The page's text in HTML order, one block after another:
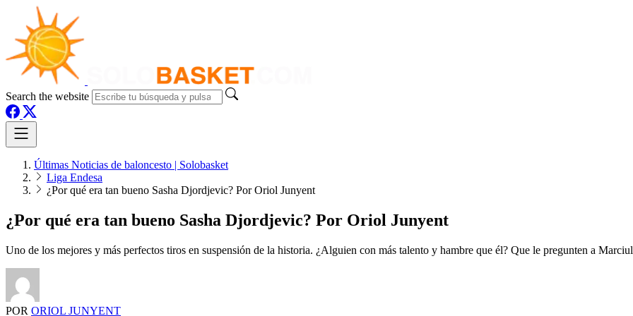
Search the website
Últimas Noticias de baloncesto | Solobasket
Liga Endesa
¿Por qué era tan bueno Sasha Djordjevic? Por Oriol Junyent
¿Por qué era tan bueno Sasha Djordjevic? Por Oriol Junyent
Uno de los mejores y más perfectos tiros en suspensión de la historia. ¿Alguien con más talento y hambre que él? Que le pregunten a
POR ORIOL JUNYENT